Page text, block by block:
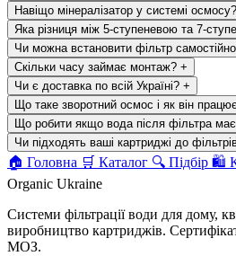
Навіщо мінералізатор у системі осмосу?
Яка різниця між 5-ступеневою та 7-
Чи можна встановити фільтр
Скільки часу займає монтаж? +
Чи є доставка по всій Україні? +
Що таке зворотний осмос і як він
Що робити якщо вода після фільтра
Чи підходять ваші картриджі до
🏠 Головна 🛒 Каталог 🔍 Підбір 🛍
Organic Ukraine
Системи фільтрації води для дому,
виробництво картриджів.
МОЗ.